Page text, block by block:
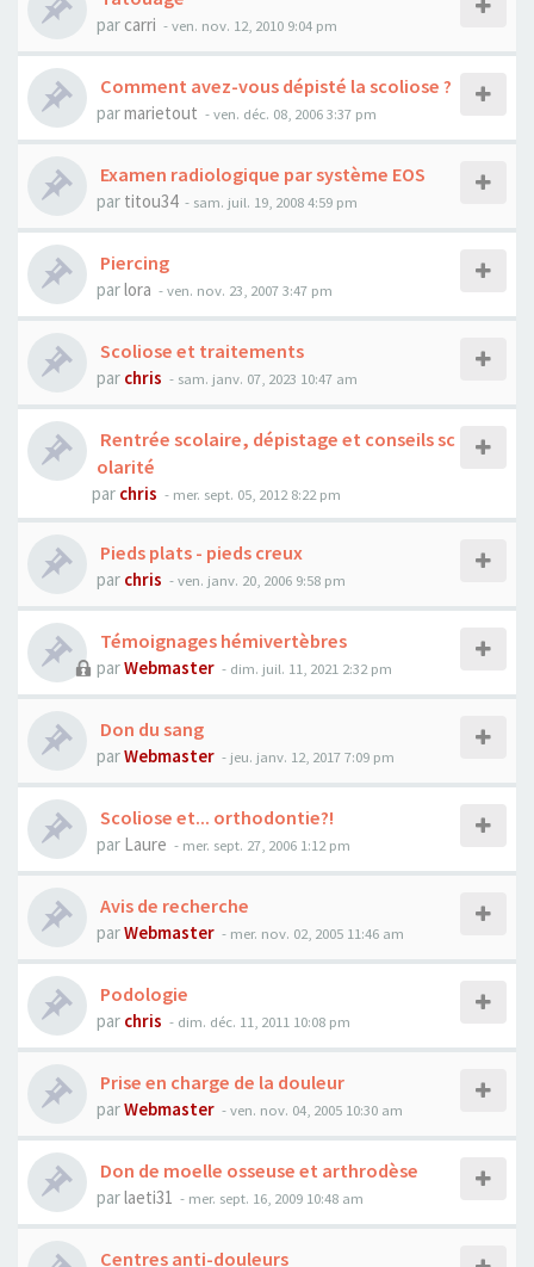
par carri - ven. nov. 12, 2010 9:04 pm
Comment avez-vous dépisté la scoliose ?
parmarietout - ven. déc. 08, 2006 3:37 pm
Examen radiologique par système EOS
par titou34 - sam. juil. 19, 2008 4:59 pm
Piercing
parlora - ven. nov. 23, 2007 3:47 pm
Scoliose et traitements
par chris - sam. janv. 07, 2023 10:47 am
Rentrée scolaire, dépistage et conseils sc
olarité
par chris - mer. sept. 05, 2012 8:22 pm
Pieds plats - pieds creux
par chris - ven. janv. 20, 2006 9:58 pm
Témoignages hémivertèbres
parWebmaster - dim. juil. 11, 2021 2:32 pm
Don du sang
parWebmaster - jeu. janv. 12, 2017 7:09 pm
Scoliose et... orthodontie?!
par Laure - mer. sept. 27, 2006 1:12 pm
Avis de recherche
parWebmaster - mer. nov. 02, 2005 11:46 am
Podologie
par chris - dim. déc. 11, 2011 10:08 pm
Prise en charge de la douleur
parWebmaster - ven. nov. 04, 2005 10:30 am
Don de moelle osseuse et arthrodèse
parlaeti31 - mer. sept. 16, 2009 10:48 am
Centres anti-douleurs